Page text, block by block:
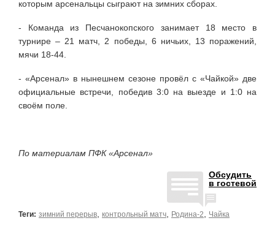
которым арсенальцы сыграют на зимних сборах.
- Команда из Песчанокопского занимает 18 место в
турнире – 21 матч, 2 победы, 6 ничьих, 13 поражений,
мячи 18-44.
- «Арсенал» в нынешнем сезоне провёл с «Чайкой» две
официальные встречи, победив 3:0 на выезде и 1:0 на
своём поле.
По материалам ПФК «Арсенал»
Обсудить
в гостевой
Теги: зимний перерыв контрольный матч Родина-2 Чайка